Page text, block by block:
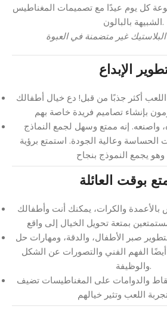
كل يوم عيدًا مع تصميمات المغناطيس
الشبيهة بالبالون.
الإبداع
أكثر جذبًا من قبل! دع خيال أطفالك
واصنعه. إنه ممتع وسهل لجمع النماذج
الحساسة وعالية الجودة. استمتع برؤية
بوقت العائلة
والكرات، يمكنك أنت وأطفالك
صبر الأطفال، والدقة، ومهارات حل
أيضًا الفهم الفني والتصورات عن الشكل
والوظيفة.
والدوامات على المغناطيسات تضيف